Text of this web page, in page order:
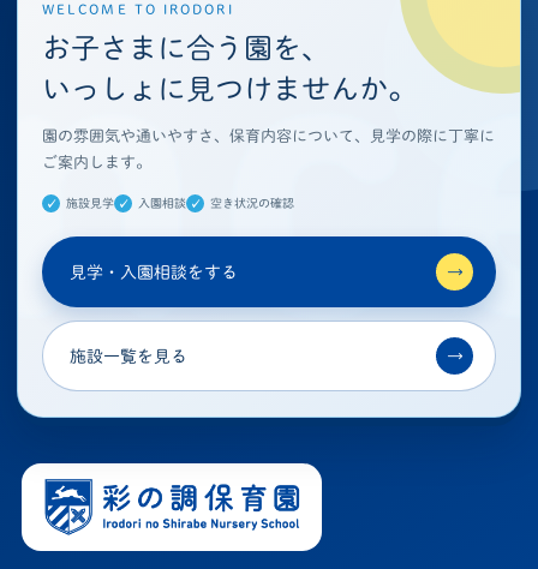
WELCOME TO IRODORI
お子さまに合う園を、
いっしょに見つけませんか。
園の雰囲気や通いやすさ、保育内容について、見学の際に丁寧に
ご案内します。
施設見学 入園相談 空き状況の確認
見学・入園相談をする →
施設一覧を見る →